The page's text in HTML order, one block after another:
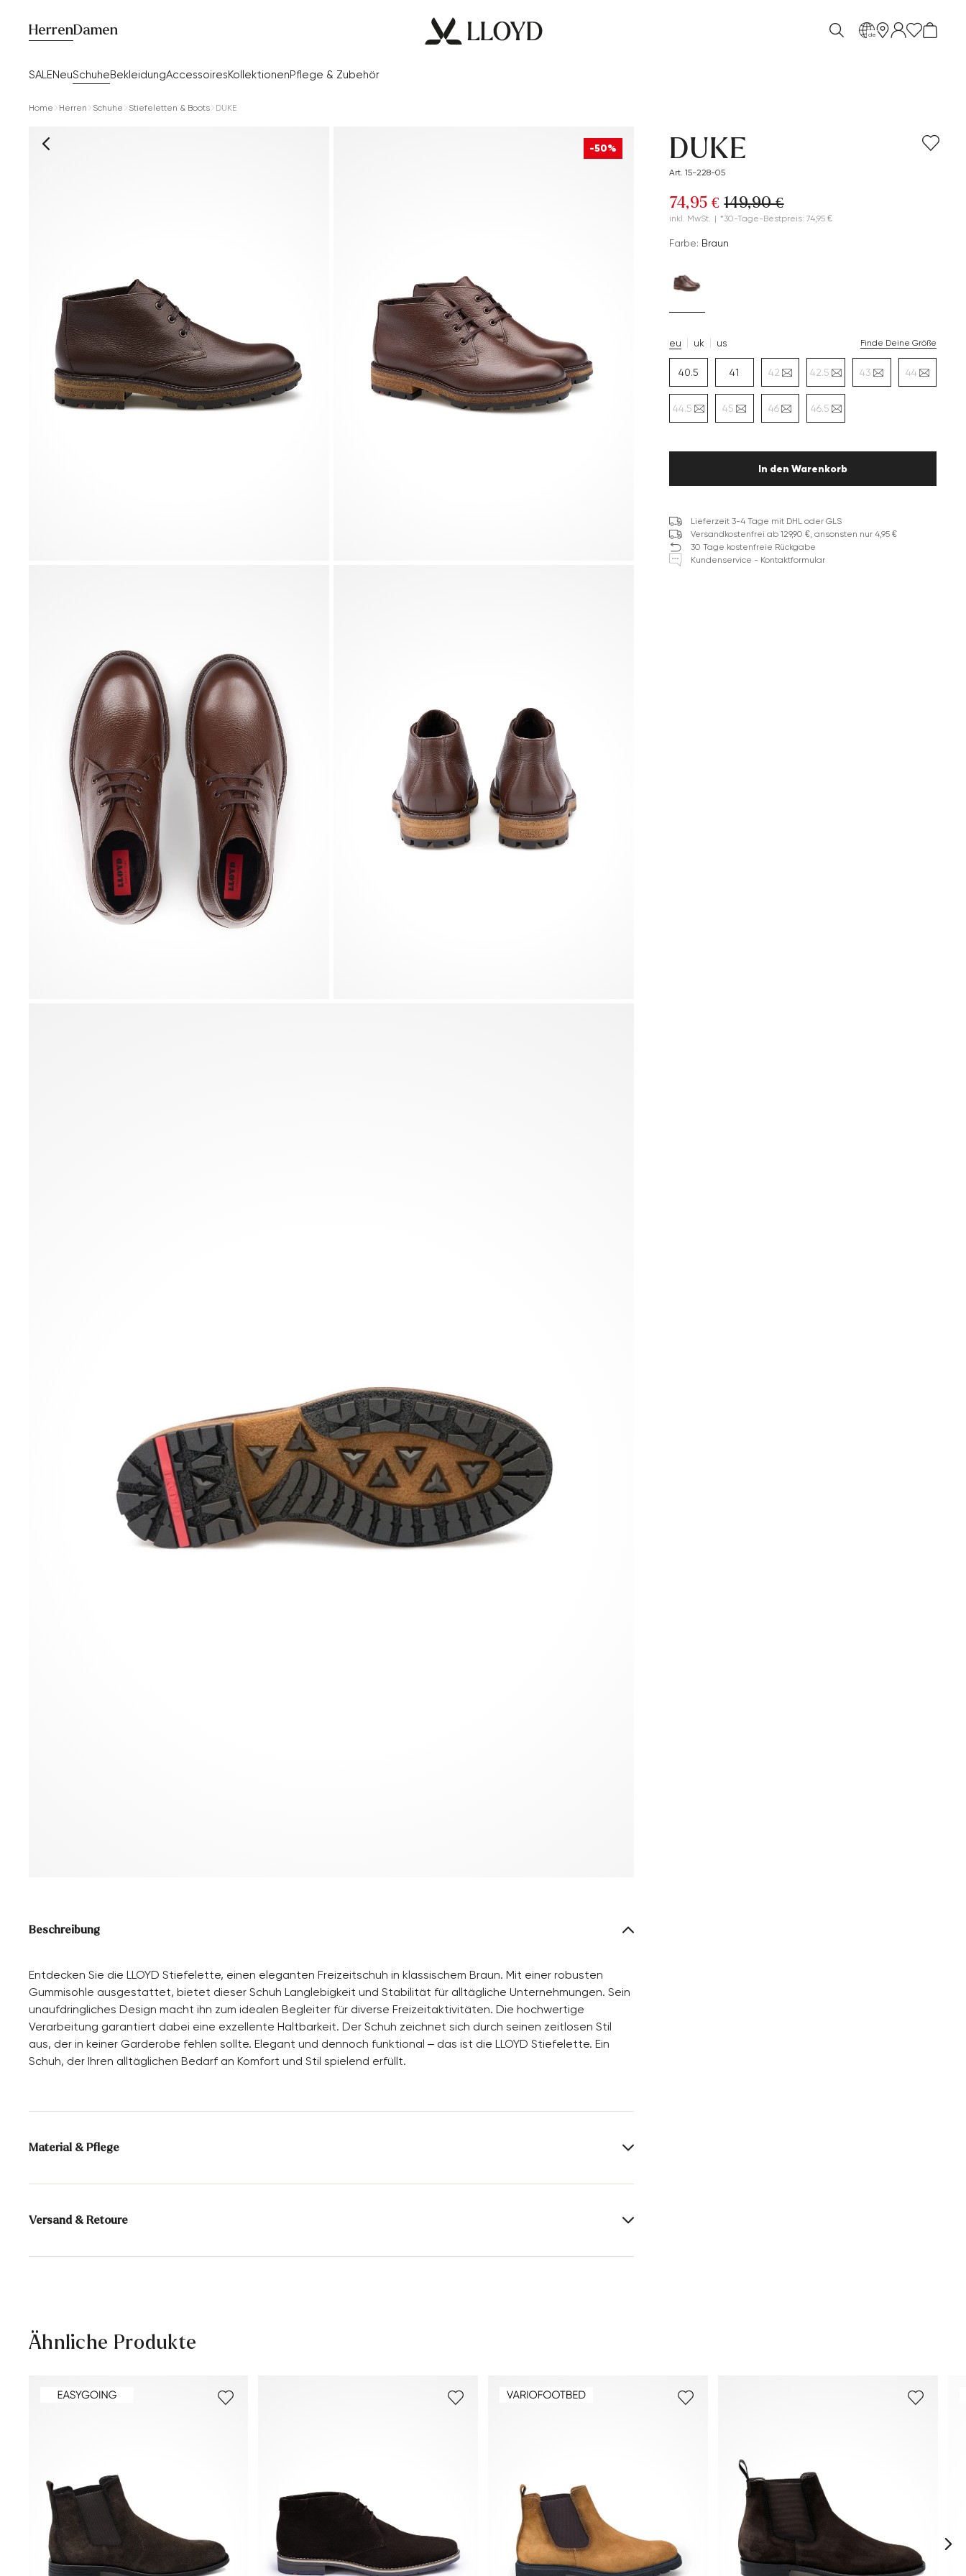
Herren
SALENeuSchuheBekleidungAccessoiresKollektionenPflege & Zubehör
Damen de
Home Herren Schuhe Stiefeletten & Boots DUKE
-50%
Beschreibung
Entdecken Sie die LLOYD Stiefelette, einen eleganten Freizeitschuh in klassischem Braun. Mit einer robusten
Gummisohle ausgestattet, bietet dieser Schuh Langlebigkeit und Stabilität für alltägliche Unternehmungen. Sein
unaufdringliches Design macht ihn zum idealen Begleiter für diverse Freizeitaktivitäten. Die hochwertige
Verarbeitung garantiert dabei eine exzellente Haltbarkeit. Der Schuh zeichnet sich durch seinen zeitlosen Stil
aus, der in keiner Garderobe fehlen sollte. Elegant und dennoch funktional – das ist die LLOYD Stiefelette. Ein
Schuh, der Ihren alltäglichen Bedarf an Komfort und Stil spielend erfüllt.
Material & Pflege
Produktionsgrößengang: UK-Größen Obermaterial:
Genarbtes Leder
Versand & Retoure
Lieferzeit 3-4 Tage mit DHL oder GLS
Weitere Informationen zum Thema findest Du im Bereich
DUKE
Art. 15-228-05
74,95 € 149,90 €
inkl. MwSt. | *30-Tage-Bestpreis: 74,95 €
Farbe: Braun
eu uk us Finde Deine Größe
40.5 41 42 42.5 43 44
44.5 45 46 46.5
In den Warenkorb
Lieferzeit 3-4 Tage mit DHL oder GLS
Versandkostenfrei ab 129,90 €, ansonsten nur 4,95 €
30 Tage kostenfreie Rückgabe
Kundenservice - Kontaktformular
Ähnliche Produkte